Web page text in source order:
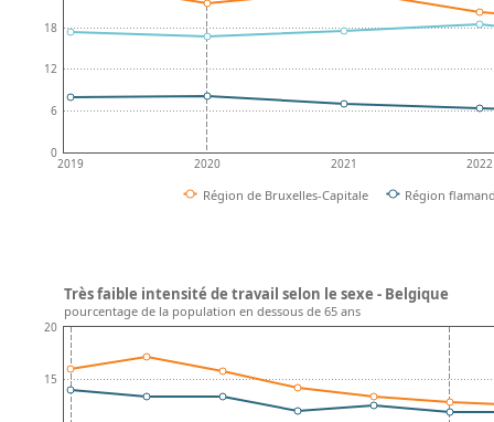
2019 2020 2021 2022
0
6
12
18
Région de Bruxelles-Capitale Région
15
20
Très faible intensité de travail selon le sexe - Belgique
pourcentage de la population en dessous de 65 ans